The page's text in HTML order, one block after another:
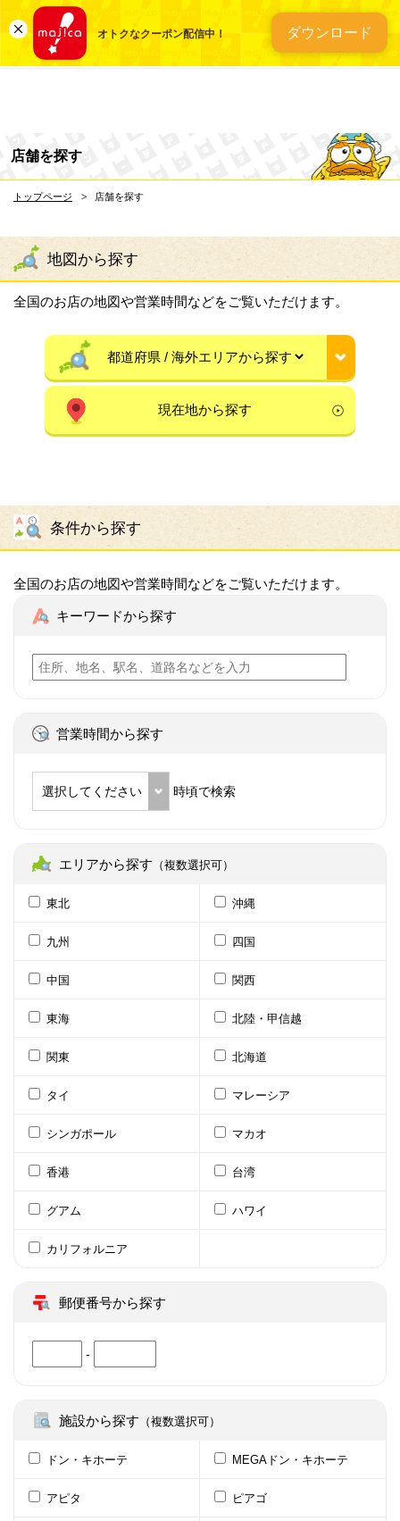
オトクなクーポン配信中！ ダウンロード
総合ディスカウント
店舗を探す
トップページ 店舗を探す
地図から探す
全国のお店の地図や営業時間などをご覧いただけます。
現在地から探す
条件から探す
全国のお店の地図や営業時間などをご覧いただけます。
キーワードから探す
営業時間から探す
選択してください 時頃で検索
エリアから探す （複数選択可）
東北 沖縄
九州 四国
中国 関西
東海 北陸・甲信越
関東 北海道
タイ マレーシア
シンガポール マカオ
香港 台湾
グアム ハワイ
カリフォルニア
郵便番号から探す
-
施設から探す （複数選択可）
ドン・キホーテ MEGAドン・キホーテ
アピタ ピアゴ